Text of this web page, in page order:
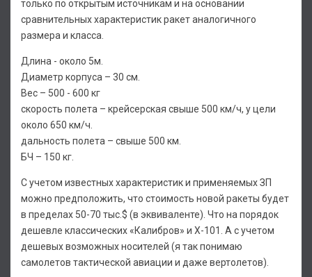
только по открытым источникам и на основании
сравнительных характеристик ракет аналогичного
размера и класса.
Длина - около 5м.
Диаметр корпуса – 30 см.
Вес – 500 - 600 кг
скорость полета – крейсерская свыше 500 км/ч, у цели
около 650 км/ч.
дальность полета – свыше 500 км.
БЧ – 150 кг.
С учетом известных характеристик и применяемых ЗП
можно предположить, что стоимость новой ракеты будет
в пределах 50-70 тыс.$ (в эквиваленте). Что на порядок
дешевле классических «Калибров» и Х-101. А с учетом
дешевых возможных носителей (я так понимаю
самолетов тактической авиации и даже вертолетов).